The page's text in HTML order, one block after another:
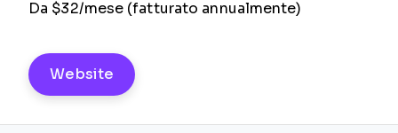
Da $32/mese (fatturato annualmente)
Website